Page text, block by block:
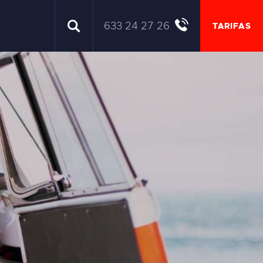
633 24 27 26 TARIFAS